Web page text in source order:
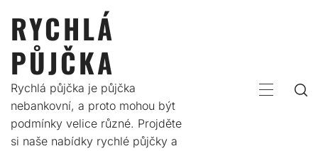
content
RYCHLÁ
PŮJČKA
Rychlá půjčka je půjčka
nebankovní, a proto mohou být
podmínky velice různé. Projděte
si naše nabídky rychlé půjčky a
PRIMARY